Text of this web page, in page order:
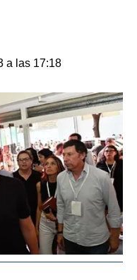
a las 17:18